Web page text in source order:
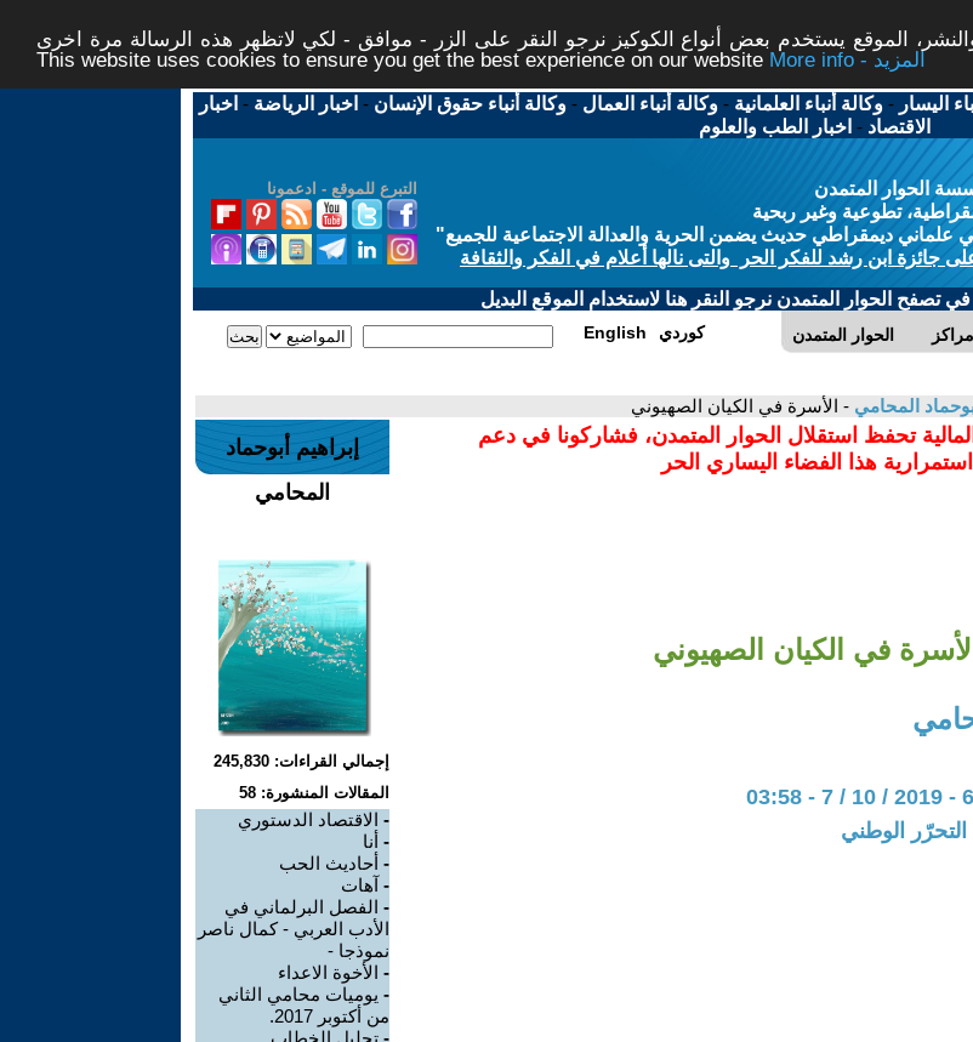
الموقع يستخدم بعض أنواع الكوكيز نرجو النقر على الزر - موافق - لكي لاتظهر هذه الرسالة مرة اخرى -
This website uses cookies to ensure you get the best experience on our website
More info - المزيد
اليسار -وكالة أنباء العلمانية -وكالة أنباء العمال -وكالة أنباء حقوق الإنسان - اخبار الرياضة - اخبار
الاقتصاد - اخبار الطب والعلوم
التبرع للموقع - ادعمونا
الحوار المتمدن
تطوعية وغير ربحية
ديمقراطي حديث يضمن الحرية والعدالة الاجتماعية للجميع"
جائزة ابن رشد للفكر الحر والتى نالها أعلام في الفكر والثقافة
تصفح الحوار المتمدن نرجو النقر هنا لاستخدام الموقع البديل
الحوار المتمدن مراكز English كوردي
المحامي - الأسرة في الكيان الصهيوني
تحفظ استقلال الحوار المتمدن، فشاركونا في دعم
استمرارية هذا الفضاء اليساري الحر
الأسرة في الكيان الصهيوني
الوطني
إبراهيم أبوحماد
المحامي
إجمالي القراءات: 245,830
المقالات المنشورة: 58
- الاقتصاد الدستوري
- أنا
- أحاديث الحب
- آهات
- الفصل البرلماني في
الأدب العربي - كمال ناصر
نموذجا -
- الأخوة الاعداء
- يوميات محامي الثاني
من أكتوبر 2017.
- تحليل الخطاب